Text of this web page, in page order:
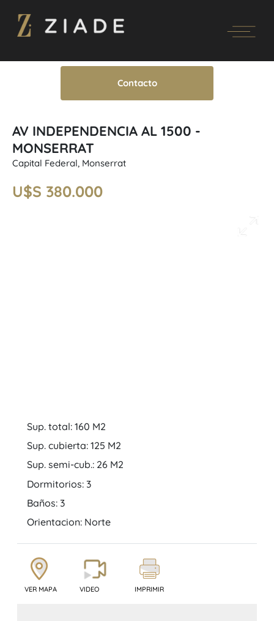
Contacto
AV INDEPENDENCIA AL 1500 -
MONSERRAT
Capital Federal, Monserrat
U$S 380.000
Sup. total: 160 M2
Sup. cubierta: 125 M2
Sup. semi-cub.: 26 M2
Dormitorios: 3
Baños: 3
Orientacion: Norte
VER MAPA VIDEO IMPRIMIR